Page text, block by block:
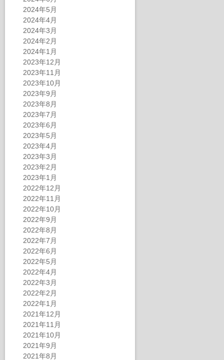
2024年5月
2024年4月
2024年3月
2024年2月
2024年1月
2023年12月
2023年11月
2023年10月
2023年9月
2023年8月
2023年7月
2023年6月
2023年5月
2023年4月
2023年3月
2023年2月
2023年1月
2022年12月
2022年11月
2022年10月
2022年9月
2022年8月
2022年7月
2022年6月
2022年5月
2022年4月
2022年3月
2022年2月
2022年1月
2021年12月
2021年11月
2021年10月
2021年9月
2021年8月